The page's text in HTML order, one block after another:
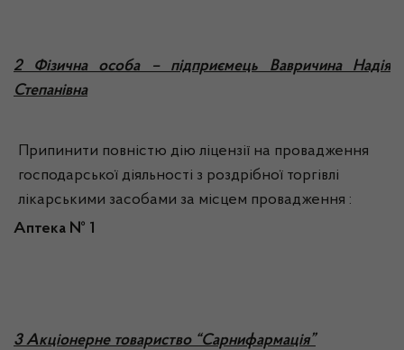
2 Фізична особа – підприємець Вавричина Надія
Степанівна
Припинити повністю дію ліцензії на провадження
господарської діяльності з роздрібної торгівлі
лікарськими засобами за місцем провадження :
Аптека № 1
3 Акціонерне товариство “Сарнифармація”